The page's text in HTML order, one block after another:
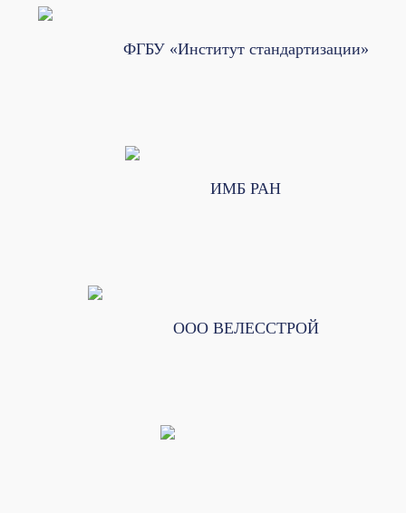
ФГБУ «Институт стандартизации»
ИМБ РАН
ООО ВЕЛЕССТРОЙ